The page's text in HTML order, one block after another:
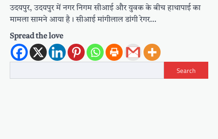
उदयपुर, उदयपुर में नगर निगम सीआई और युवक के बीच हाथापाई का
मामला सामने आया है। सीआई मांगीलाल डांगी रेगर…
Spread the love
Search